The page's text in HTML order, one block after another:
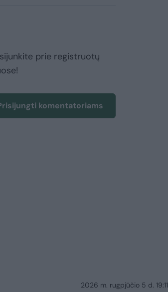
prie registruotų
komentatoriams
2026 m. rugpjūčio 5 d. 19:11